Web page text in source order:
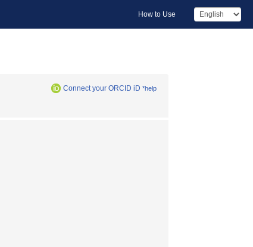
How to Use
Connect your ORCID iD *help